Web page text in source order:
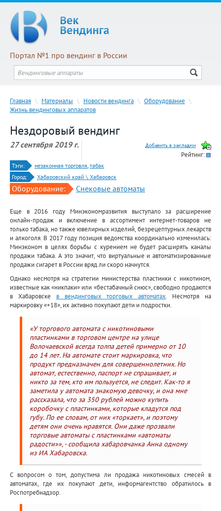
Портал №1 про вендинг в России
Главная \ Материалы \ Новости вендинга \ Оборудование \
Жизнь вендинговых аппаратов
Нездоровый вендинг
27 сентября 2019 г.
Рейтинг:
Тэги: незаконная торговля, табак
Город:
Хабаровский край \ Хабаровск
Оборудование: Снековые автоматы
Еще в 2016 году Минэкономразвития выступало за расширение
онлайн-продаж и включение в ассортимент интернет-товаров не
только табака, но также ювелирных изделий, безрецептурных лекарств
и алкоголя. В 2017 году позиция ведомства координально изменилась:
Минэконом в целях борьбы с курением не будет расширять каналы
продажи табака. А это значит, что виртуальные и автоматизированные
продажи сигарет в России вряд ли скоро начнутся.
Однако несмотря на стратегии министерства пластинки с никотином,
известные как «никпаки» или «бестабачный снюс», свободно продаются
в Хабаровске в вендинговых торговых автоматах. Несмотря на
маркировку «+18», их активно покупают дети и подростки.
«У торгового автомата с никотиновыми
пластинками в торговом центре на улице
Волочаевской всегда толпа детей примерно от 10
до 14 лет. На автомате стоит маркировка, что
продукт предназначен для совершеннолетних. Но
автомат, естественно, паспорт не спрашивает, и
никто за тем, кто им пользуется, не следит. Как-то я
заметила у автомата знакомую девочку, и она мне
рассказала, что за 350 рублей можно купить
коробочку с пластинками, которые кладутся под
губу. По ее словам, от них «торкает», и поэтому
детям они очень нравятся. Они даже прозвали
торговые автоматы с пластинками «автоматы
радости»», - сообщила хабаровчанка Анна одному
из ИА Хабаровска.
С вопросом о том, допустима ли продажа никотиновых смесей в
автоматах, где их покупают дети, информагентство обратилось в
Роспотребнадзор.